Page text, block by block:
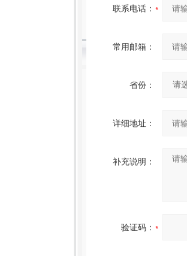
联系电话：
常用邮箱：
省份：
详细地址：
补充说明：
验证码：